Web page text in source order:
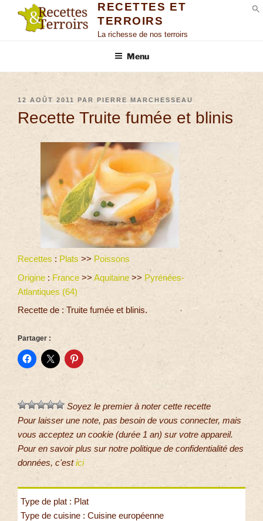
RECETTES ET
TERROIRS
La richesse de nos terroirs
Menu
12 AOÛT 2011 PAR PIERRE MARCHESSEAU
Recette Truite fumée et blinis
Recettes : Plats >> Poissons
Origine : France >> Aquitaine >> Pyrénées-
Atlantiques (64)
Recette de : Truite fumée et blinis.
Partager :
Soyez le premier à noter cette recette
Pour laisser une note, pas besoin de vous connecter, mais
vous acceptez un cookie (durée 1 an) sur votre appareil.
Pour en savoir plus sur notre politique de confidentialité des
données, c'estici
Type de plat : Plat
Type de cuisine : Cuisine européenne